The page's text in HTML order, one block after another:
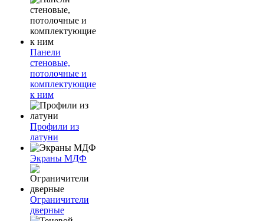
Панели
стеновые,
потолочные и
комплектующие
к ним
Профили из
латуни
Экраны МДФ
Ограничители
дверные